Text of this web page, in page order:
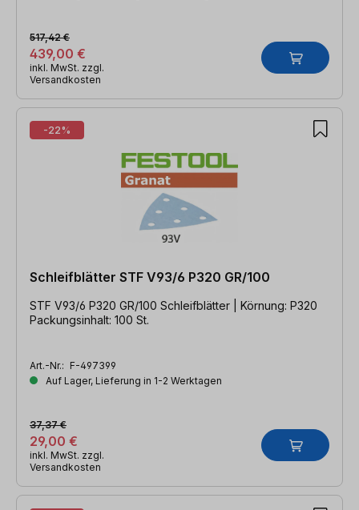
439,00 €
517,42 €
inkl. MwSt. zzgl.
Versandkosten
-22%
Schleifblätter STF V93/6 P320 GR/100
STF V93/6 P320 GR/100 Schleifblätter | Körnung: P320
Packungsinhalt: 100 St.
Art.-Nr.: F-497399
Auf Lager, Lieferung in 1-2 Werktagen
29,00 €
37,37 €
inkl. MwSt. zzgl.
Versandkosten